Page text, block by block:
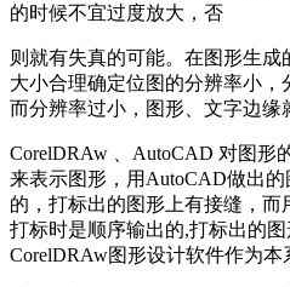
的时候不宜过度放大，否
则就有失真的可能。在图形生
大小合理确定位图的分辨率小，
而分辨率过小，图形、文字边缘
CorelDRAw 、AutoCAD 对图形
来表示图形，用AutoCAD做出
的，打标出的图形上有接缝，而
打标时是顺序输出的,打标出的
CorelDRAw图形设计软件作为本